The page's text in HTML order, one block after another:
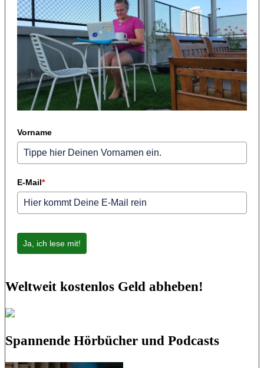
Vorname
E-Mail*
Ja, ich lese mit!
Weltweit kostenlos Geld abheben!
Spannende Hörbücher und Podcasts